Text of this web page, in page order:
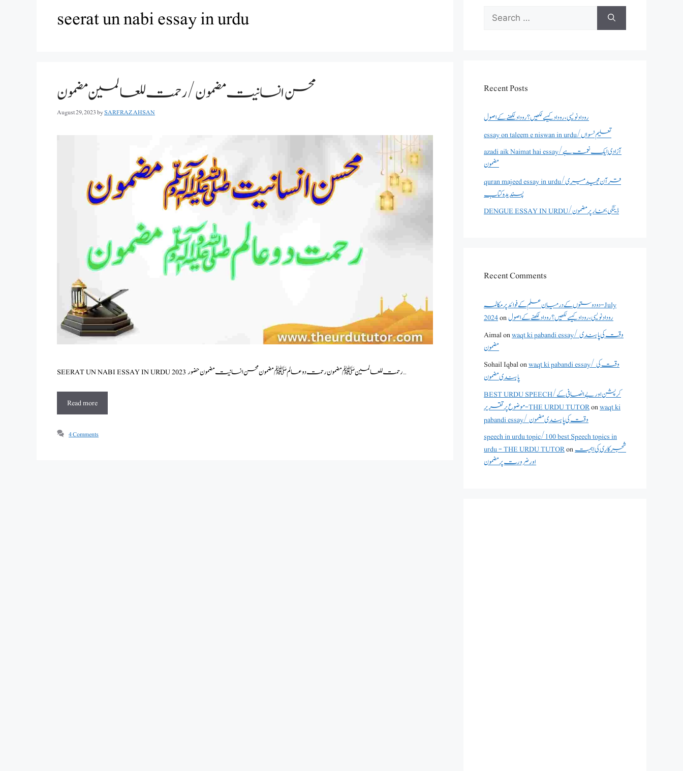
seerat un nabi essay in urdu
محسن انسانیت مضمون /رحمت للعالمین مضمون
August 29, 2023bySARFRAZ AHSAN
SEERAT UN NABI ESSAY IN URDU 2023 رحمت للعالمین ﷺ مضمون رحمت دو عالم ﷺ مضمون محسن انسانیت مضمون حضور …
Read more
4 Comments
Search
for:
Recent Posts
روداد نویسی ،روداد کیسے لکھیں؟ روداد لکھنے کے اصول
essay on taleem e niswan in urdu/تعلیم نسواں
azadi aik Naimat hai essay/آزادی ایک نعمت ہے
مضمون
quran majeed essay in urdu/قرآن مجید میری
پسندیدہ کتاب
DENGUE ESSAY IN URDU/ڈینگی بخار پر مضمون
Recent Comments
دو دوستوں کے درمیان علم کے فوائد پر مکالمہ - July
2024onروداد نویسی ،روداد کیسے لکھیں؟ روداد لکھنے کے اصول
Aimalonwaqt ki pabandi essay/ وقت کی پابندی
مضمون
Sohail Iqbalonwaqt ki pabandi essay/ وقت کی
پابندی مضمون
BEST URDU SPEECH/کرپشن اور بے انصافی کے
موضوع پر تقریر - THE URDU TUTORonwaqt ki
pabandi essay/ وقت کی پابندی مضمون
speech in urdu topic/100 best Speech topics in
urdu - THE URDU TUTORonشجرکاری کی اہمیت
اور ضرورت پر مضمون